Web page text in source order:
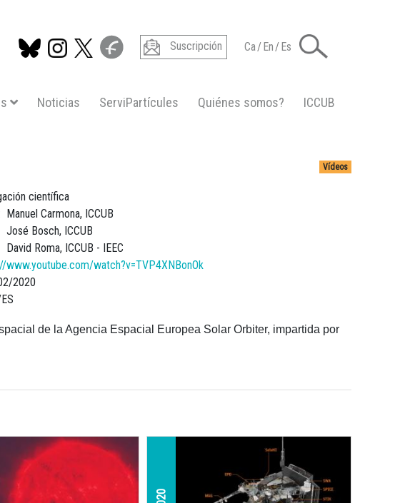
Suscripción Ca/En/Es
Noticias ServiPartícules Quiénes somos?
ICCUB
Vídeos
científica
Manuel Carmona, ICCUB
José Bosch, ICCUB
David Roma, ICCUB - IEEC
www.youtube.com/watch?v=TVP4XNBonOk
2020
ES
de la Agencia Espacial Europea Solar Orbiter, impartida por